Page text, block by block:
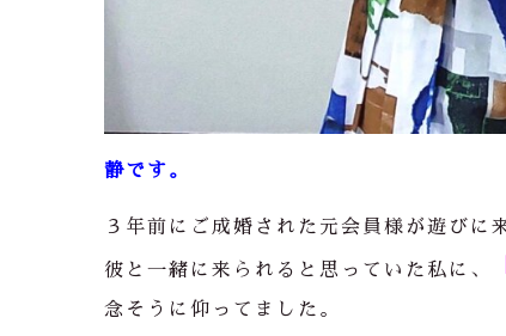
静です。
３年前にご成婚された元会員様が遊びに
彼と一緒に来られると思っていた私に、
念そうに仰ってました。